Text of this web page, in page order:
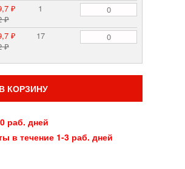
₽
₽ 1
₽
₽ 17
В КОРЗИНУ
раб. дней
в течение 1-3 раб. дней